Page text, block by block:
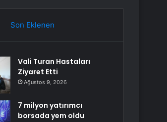
Son Eklenen
Vali Turan Hastaları
Ziyaret Etti
Ağustos 9, 2026
7 milyon yatırımcı
borsada yem oldu